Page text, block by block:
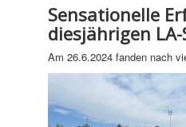
Sensationelle
diesjährigen
Am 26.6.2024 fanden nach